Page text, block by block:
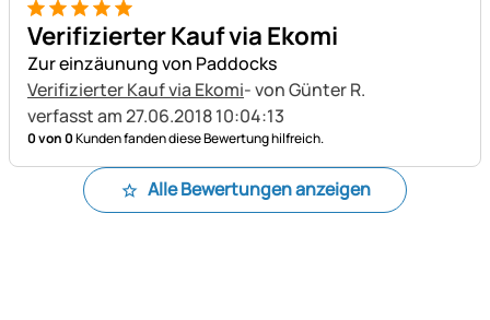
5 von 5
Verifizierter Kauf via Ekomi
Zur einzäunung von Paddocks
Verifizierter Kauf via Ekomi- von Günter R.
verfasst am 27.06.2018 10:04:13
0 von 0Kunden fanden diese Bewertung hilfreich.
Alle Bewertungen anzeigen